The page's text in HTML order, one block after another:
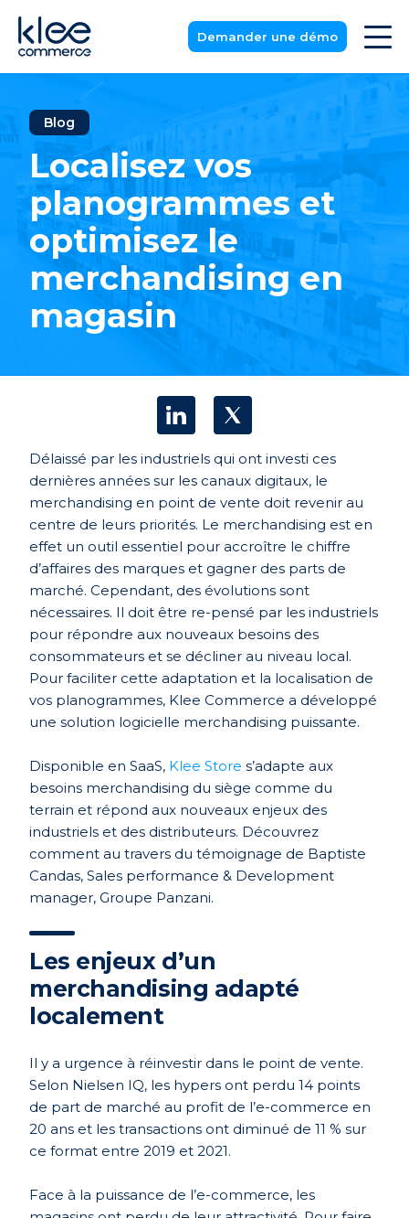
Demander une démo
Blog
Localisez vos
planogrammes et
optimisez le
merchandising en
magasin
Délaissé par les industriels qui ont investi ces
dernières années sur les canaux digitaux, le
merchandising en point de vente doit revenir au
centre de leurs priorités. Le merchandising est en
effet un outil essentiel pour accroître le chiffre
d’affaires des marques et gagner des parts de
marché. Cependant, des évolutions sont
nécessaires. Il doit être re-pensé par les industriels
pour répondre aux nouveaux besoins des
consommateurs et se décliner au niveau local.
Pour faciliter cette adaptation et la localisation de
vos planogrammes, Klee Commerce a développé
une solution logicielle merchandising puissante.
Disponible en SaaS, Klee Store s’adapte aux
besoins merchandising du siège comme du
terrain et répond aux nouveaux enjeux des
industriels et des distributeurs. Découvrez
comment au travers du témoignage de Baptiste
Candas, Sales performance & Development
manager, Groupe Panzani.
Les enjeux d’un
merchandising adapté
localement
Il y a urgence à réinvestir dans le point de vente.
Selon Nielsen IQ, les hypers ont perdu 14 points
de part de marché au profit de l’e-commerce en
20 ans et les transactions ont diminué de 11 % sur
ce format entre 2019 et 2021.
Face à la puissance de l’e-commerce, les